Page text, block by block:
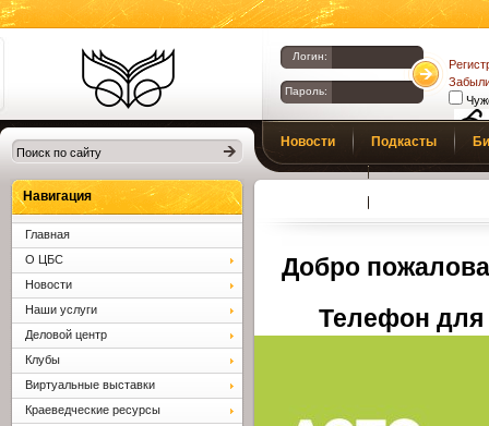
Библиотеки
Клина. Клинская
ЦБС.
Логин:
Пароль:
Новости Подкасты
Добро
Телефон для
Навигация
Главная
О ЦБС
Новости
Наши услуги
Деловой центр
Клубы
Виртуальные выставки
Краеведческие ресурсы